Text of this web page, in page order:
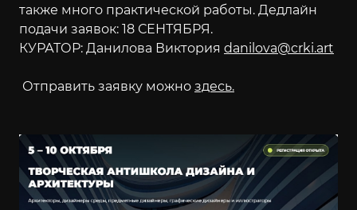
также много практической работы. Дедлайн
подачи заявок: 18 СЕНТЯБРЯ.
КУРАТОР: Данилова Виктория danilova@crki.art
Отправить заявку можно здесь.